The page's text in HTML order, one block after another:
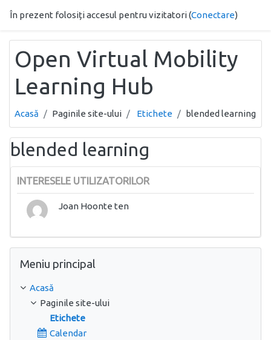
În prezent folosiți accesul pentru vizitatori (Conectare)
Open Virtual Mobility
Learning Hub
Acasă Paginile site-ului Etichete blended learning
blended learning
INTERESELE UTILIZATORILOR
Joan Hoonte ten
Meniu principal
Acasă
Paginile site-ului
Etichete
Calendar